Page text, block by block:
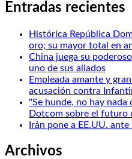
Entradas recientes
Histórica República
oro; su mayor total en
China juega su
uno de sus aliados
Empleada amante y
acusación contra
"Se hunde, no hay
Dotcom sobre el futuro
Irán pone a EE.UU.
Archivos